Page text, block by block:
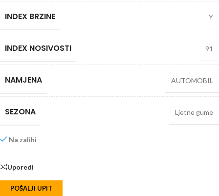
INDEX BRZINE Y
INDEX NOSIVOSTI 91
NAMJENA AUTOMOBIL
SEZONA Ljetne gume
Na zalihi
Uporedi
POŠALJI UPIT